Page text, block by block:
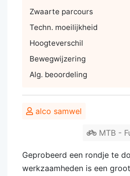
Zwaarte parcours
Techn. moeilijkheid
Hoogteverschil
Bewegwijzering
Alg. beoordeling
alco samwel
MTB -
Geprobeerd een rondje te
werkzaamheden is een